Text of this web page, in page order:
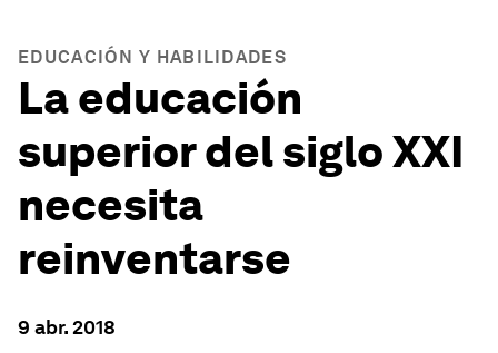
EDUCACIÓN Y HABILIDADES
La educación
superior del siglo XXI
necesita
reinventarse
9 abr. 2018